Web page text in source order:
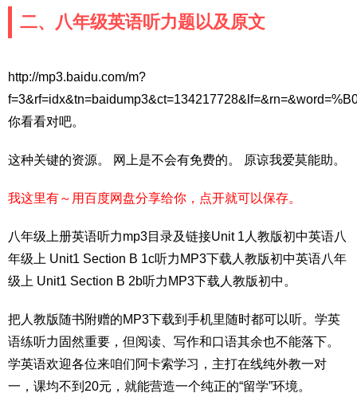
二、八年级英语听力题以及原文
http://mp3.baidu.com/m?
你看看对吧。
这种关键的资源。 网上是不会有免费的。 原谅我爱莫能助。
我这里有～用百度网盘分享给你，点开就可以保存。
八年级上册英语听力mp3目录及链接Unit 1人教版初中英语八
年级上 Unit1 Section B 1c听力MP3下载人教版初中英语八年
级上 Unit1 Section B 2b听力MP3下载人教版初中。
把人教版随书附赠的MP3下载到手机里随时都可以听。学英
语练听力固然重要，但阅读、写作和口语其余也不能落下。
学英语欢迎各位来咱们阿卡索学习，主打在线纯外教一对
一，课均不到20元，就能营造一个纯正的“留学”环境。